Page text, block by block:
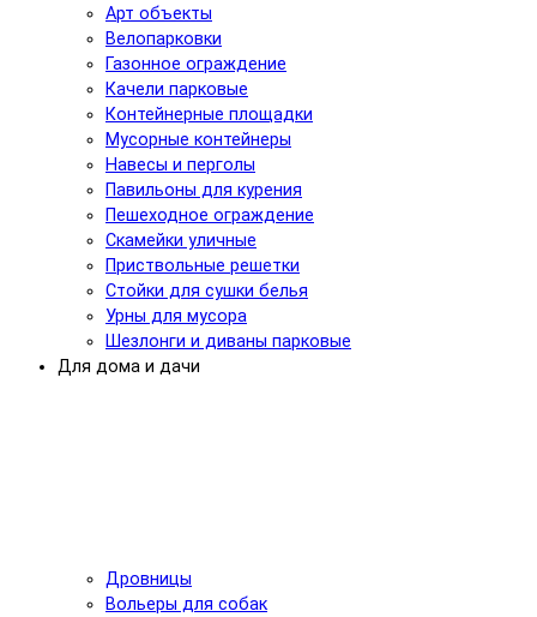
Арт объекты
Велопарковки
Газонное ограждение
Качели парковые
Контейнерные площадки
Мусорные контейнеры
Навесы и перголы
Павильоны для курения
Пешеходное ограждение
Скамейки уличные
Приствольные решетки
Стойки для сушки белья
Урны для мусора
Шезлонги и диваны парковые
Для дома и дачи
Дровницы
Вольеры для собак